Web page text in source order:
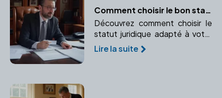
Comment choisir le bon statut juridique pour votre entreprise avec l'aide d'un notaire
Découvrez comment choisir le
statut juridique adapté à votre
entreprise avec l'aide d'un
Lire la suite